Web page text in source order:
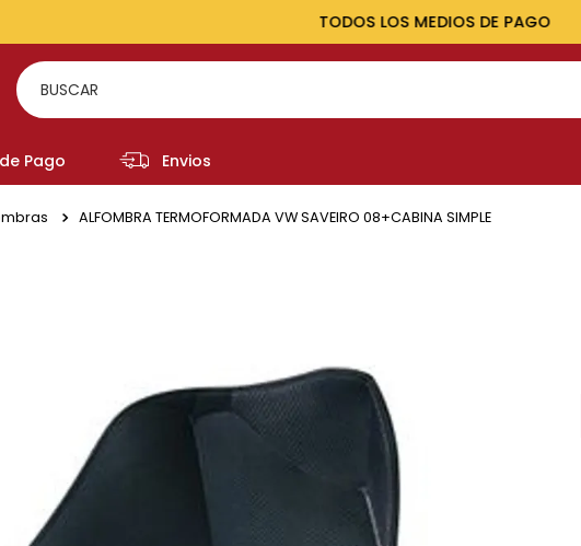
TODOS LOS MEDIOS DE PAGO
BUSCAR
Pago Envios
ALFOMBRA TERMOFORMADA VW SAVEIRO 08+CABINA SIMPLE
2.
renault